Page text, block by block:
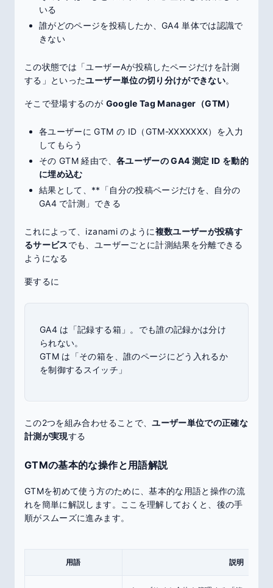
いる
誰がどのページを投稿したか、GA4 単体では認識で
きない
この状態では「ユーザーAが投稿したページだけを計測
する」といったユーザー単位の切り分けができない。
そこで登場するのが Google Tag Manager（GTM）
各ユーザーに GTM の ID（GTM-XXXXXXX）を入力
してもらう
その GTM 経由で、 各ユーザーの GA4 測定 ID を動的
に埋め込む
結果として、**「自分の投稿ページだけを、自分の
GA4 で計測」できる
これによって、izanami のように複数ユーザーが投稿す
るサービスでも、ユーザーごとに計測結果を分離できる
ようになる
要するに
GA4 は「記録する箱」。でも誰の記録かは分け
られない。
GTM は「その箱を、誰のページにどう入れるか
を制御するスイッチ」
この2つを組み合わせることで、ユーザー単位での正確な
計測が実現する
GTMの基本的な操作と用語解説
GTMを初めて使う方のために、基本的な用語と操作の流
れを簡単に解説します。ここを理解しておくと、後の手
順がスムーズに進みます。
用語 説明